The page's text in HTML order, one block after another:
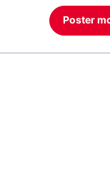
Poster